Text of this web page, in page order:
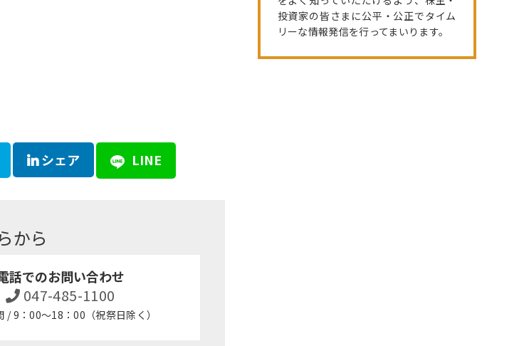
シェア LINE
から
話でのお問い合わせ
047-485-1100
/ 9：00～18：00（祝祭日除く）
投資家の皆さまに公平・公正でタイム
リーな情報発信を行ってまいります。